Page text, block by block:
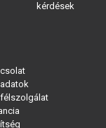
kérdések